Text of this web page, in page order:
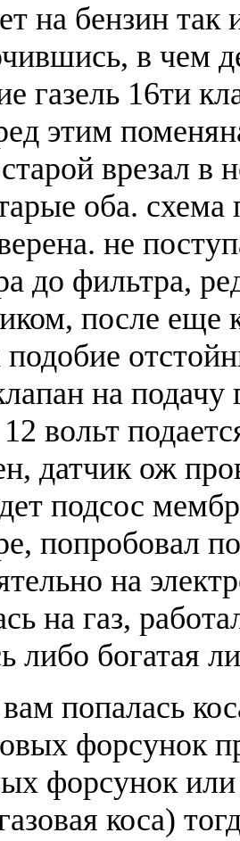
на бензин так
в чем
газель 16ти
этим
врезал в
оба. схема
не
до фильтра,
после еще
подобие
на подачу
вольт
датчик ож
подсос
попробовал
на
на газ,
либо богатая
попалась
форсунок
форсунок
коса)